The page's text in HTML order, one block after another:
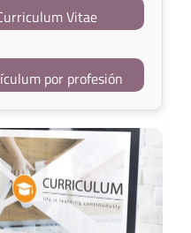
Vitae
por profesión